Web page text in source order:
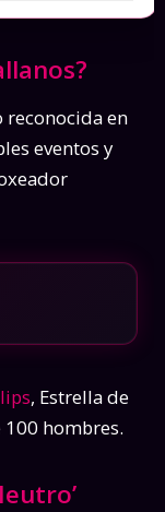
reconocida en
eventos y
, Estrella de
100 hombres.